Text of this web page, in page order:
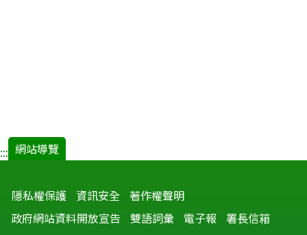
::: 網站導覽
隱私權保護 資訊安全 著作權聲明
政府網站資料開放宣告
雙語詞彙 電子報 署長信箱